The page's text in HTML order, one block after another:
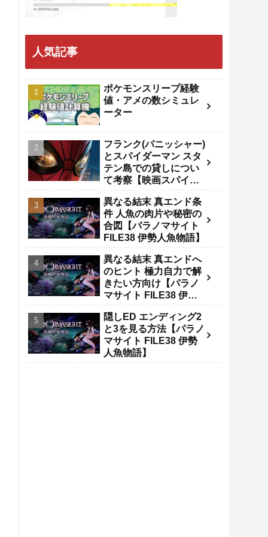
人気記事
ポケモンスリープ経験
値・アメの数シミュレ
ーター
フランク(パニッシャー)
とスパイダーマン スタ
テン島での貸しについ
て考察【映画スパイダ
異なる結末 真エンド条
件 人魚の肉片や秘密の
合図【パラノマサイト
FILE38 伊勢人魚物語】
異なる結末 真エンドへ
のヒント 極力自力で解
きたい方向け【パラノ
マサイト FILE38 伊勢
隠しED エンディング2
と3を見る方法【パラノ
マサイト FILE38 伊勢
人魚物語】